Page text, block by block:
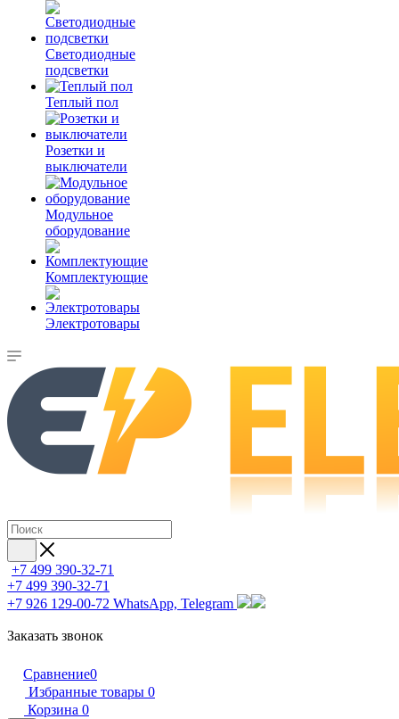
Светодиодные
подсветки
Теплый пол
Розетки и
выключатели
Модульное
оборудование
Комплектующие
Электротовары
+7 499 390-32-71
+7 499 390-32-71
+7 926 129-00-72 WhatsApp, Telegram
Заказать звонок
Сравнение0
Избранные товары 0
Корзина 0